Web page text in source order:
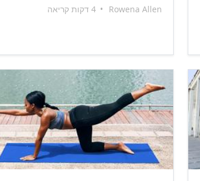
Rowena Allen
•